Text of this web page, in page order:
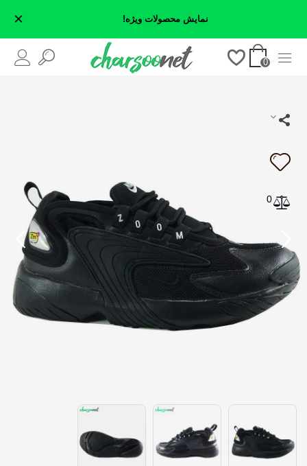
نمایش محصولات ویژه! ×
0
0